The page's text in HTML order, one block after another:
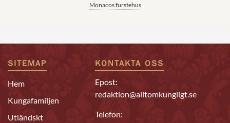
Monacos furstehus
SITEMAP
Hem
Kungafamiljen
Utländskt
KONTAKTA OSS
Epost:
redaktion@alltomkungligt.se
Telefon: